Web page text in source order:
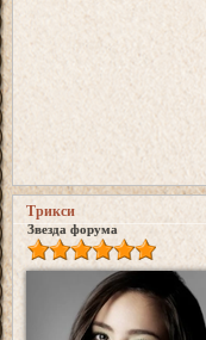
Трикси
Звезда форума